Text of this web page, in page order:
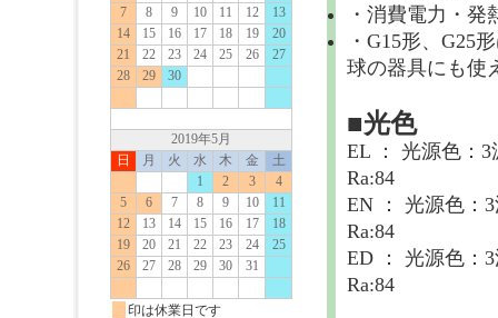
・消費電力・発
・G15形、G25
球の器具にも使
■光色
EL ： 光源色：
Ra:84
EN ： 光源色：
Ra:84
ED ： 光源色：
Ra:84